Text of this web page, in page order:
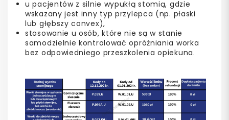
u pacjentów z silnie wypukłą stomią, gdzie
wskazany jest inny typ przylepca (np. płaski
lub głębszy convex),
stosowanie u osób, które nie są w stanie
samodzielnie kontrolować opróżniania worka
bez odpowiedniego przeszkolenia opiekuna.